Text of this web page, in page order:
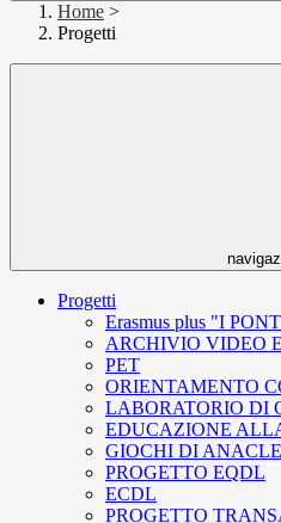
Home >
Progetti
Progetti
Erasmus plus "I
ARCHIVIO VIDEO
PET
ORIENTAMENTO
LABORATORIO DI
EDUCAZIONE
GIOCHI DI
PROGETTO EQDL
ECDL
PROGETTO